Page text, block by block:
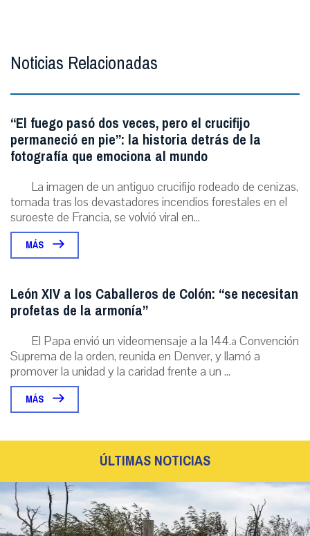
Noticias Relacionadas
“El fuego pasó dos veces, pero el crucifijo
permaneció en pie”: la historia detrás de la
fotografía que emociona al mundo
La imagen de un antiguo crucifijo rodeado de cenizas,
tomada tras los devastadores incendios forestales en el
suroeste de Francia, se volvió viral en...
MÁS
León XIV a los Caballeros de Colón: “se necesitan
profetas de la armonía”
El Papa envió un videomensaje a la 144.ª Convención
Suprema de la orden, reunida en Denver, y llamó a
promover la unidad y la caridad frente a un ...
MÁS
ÚLTIMAS NOTICIAS